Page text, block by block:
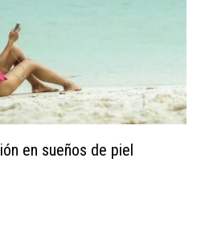
en sueños de piel